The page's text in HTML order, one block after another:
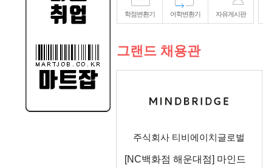
학점변환기 어학변환기 자유게시판
그랜드 채용관
주식회사 티비에이치글로벌
[NC백화점 해운대점] 마인드